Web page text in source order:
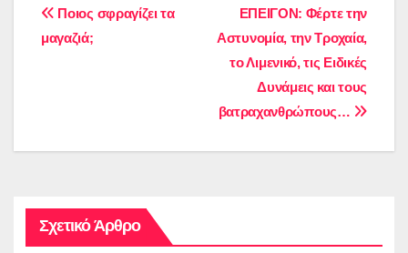
Πλοήγηση
άρθρων
ΕΠΕΙΓΟΝ: Φέρτε την
Αστυνομία, την Τροχαία,
το Λιμενικό, τις Ειδικές
Δυνάμεις και τους
βατραχανθρώπους…
Ποιος σφραγίζει τα
μαγαζιά;
Σχετικό Άρθρο